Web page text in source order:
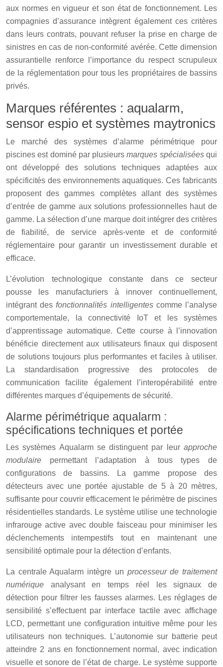
aux normes en vigueur et son état de fonctionnement. Les
compagnies d’assurance intègrent également ces critères
dans leurs contrats, pouvant refuser la prise en charge de
sinistres en cas de non-conformité avérée. Cette dimension
assurantielle renforce l’importance du respect scrupuleux
de la réglementation pour tous les propriétaires de bassins
privés.
Marques référentes : aqualarm,
sensor espio et systèmes maytronics
Le marché des systèmes d’alarme périmétrique pour
piscines est dominé par plusieursmarques spécialiséesqui
ont développé des solutions techniques adaptées aux
spécificités des environnements aquatiques. Ces fabricants
proposent des gammes complètes allant des systèmes
d’entrée de gamme aux solutions professionnelles haut de
gamme. La sélection d’une marque doit intégrer des critères
de fiabilité, de service après-vente et de conformité
réglementaire pour garantir un investissement durable et
efficace.
L’évolution technologique constante dans ce secteur
pousse les manufacturiers à innover continuellement,
intégrant desfonctionnalités intelligentescomme l’analyse
comportementale, la connectivité IoT et les systèmes
d’apprentissage automatique. Cette course à l’innovation
bénéficie directement aux utilisateurs finaux qui disposent
de solutions toujours plus performantes et faciles à utiliser.
La standardisation progressive des protocoles de
communication facilite également l’interopérabilité entre
différentes marques d’équipements de sécurité.
Alarme périmétrique aqualarm :
spécifications techniques et portée
Les systèmes Aqualarm se distinguent par leur approche
modulaire permettant l’adaptation à tous types de
configurations de bassins. La gamme propose des
détecteurs avec une portée ajustable de 5 à 20 mètres,
suffisante pour couvrir efficacement le périmètre de piscines
résidentielles standards. Le système utilise une technologie
infrarouge active avec double faisceau pour minimiser les
déclenchements intempestifs tout en maintenant une
sensibilité optimale pour la détection d’enfants.
La centrale Aqualarm intègre un processeur de traitement
numérique analysant en temps réel les signaux de
détection pour filtrer les fausses alarmes. Les réglages de
sensibilité s’effectuent par interface tactile avec affichage
LCD, permettant une configuration intuitive même pour les
utilisateurs non techniques. L’autonomie sur batterie peut
atteindre 2 ans en fonctionnement normal, avec indication
visuelle et sonore de l’état de charge. Le système supporte